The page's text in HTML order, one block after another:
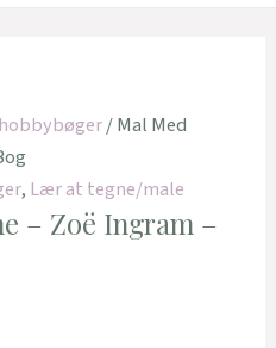
/ Mal Med
, Lær at tegne/male
– Zoë Ingram –